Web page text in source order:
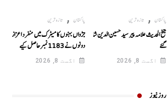
پاکستان , تازہ ترین
شیخ الحدیث علامہ پیر سید حسین الدین شاہ انتقال کر
گئے
اگست 8, 2026
پاکستان , تازہ ترین
جڑواں بہنوں کا میٹرک میں منفرد اعزاز!
دونوں نے 1183نمبرحاصل کیے
اگست 8, 2026
روز نیوز